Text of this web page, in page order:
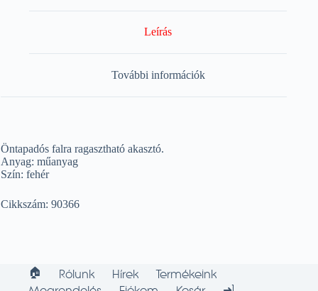
Leírás
További információk
Öntapadós falra ragasztható akasztó.
Anyag: műanyag
Szín: fehér
Cikkszám: 90366
🏠︎ Rólunk Hírek
Termékeink